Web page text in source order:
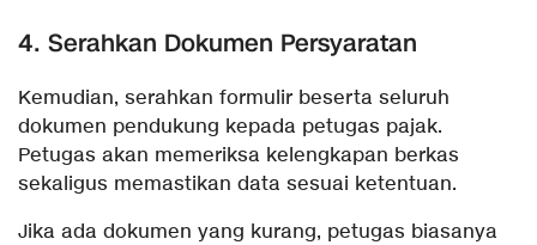
4. Serahkan Dokumen Persyaratan
Kemudian, serahkan formulir beserta seluruh
dokumen pendukung kepada petugas pajak.
Petugas akan memeriksa kelengkapan berkas
sekaligus memastikan data sesuai ketentuan.
Jika ada dokumen yang kurang, petugas biasanya